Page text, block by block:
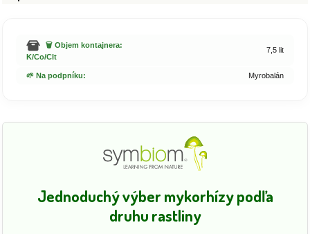
🗑️ Objem kontajnera:
K/Co/Clt
7,5 lit
🌱 Na podpníku: Myrobalán
Jednoduchý výber mykorhízy podľa
druhu rastliny